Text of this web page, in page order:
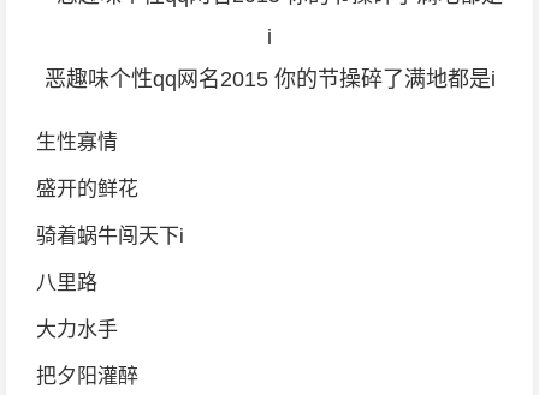
恶趣味个性qq网名2015 你的节操碎了满地都是i
生性寡情
盛开的鲜花
骑着蜗牛闯天下i
八里路
大力水手
把夕阳灌醉